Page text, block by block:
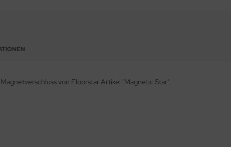
von Floorstar Artikel "Magnetic Star".